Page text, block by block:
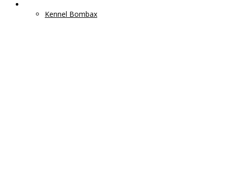
Kennel Bombax